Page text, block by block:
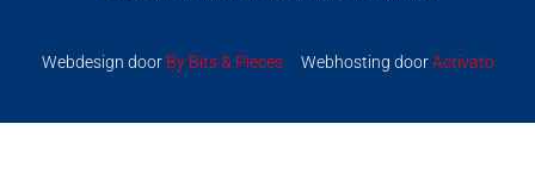
Webdesign door By Bits & PiecesWebhosting doorActivato